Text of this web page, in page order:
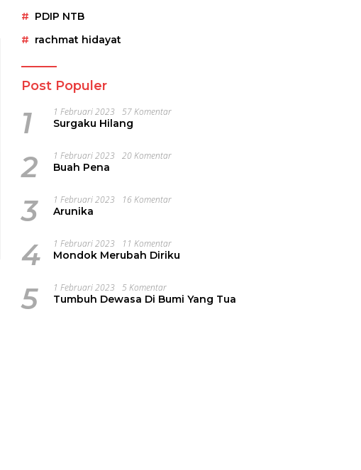
PDIP NTB
rachmat hidayat
Post Populer
1 1 Februari 2023 57 Komentar
Surgaku Hilang
2 1 Februari 2023 20 Komentar
Buah Pena
3 1 Februari 2023 16 Komentar
Arunika
4 1 Februari 2023 11 Komentar
Mondok Merubah Diriku
5 1 Februari 2023 5 Komentar
Tumbuh Dewasa Di Bumi Yang Tua